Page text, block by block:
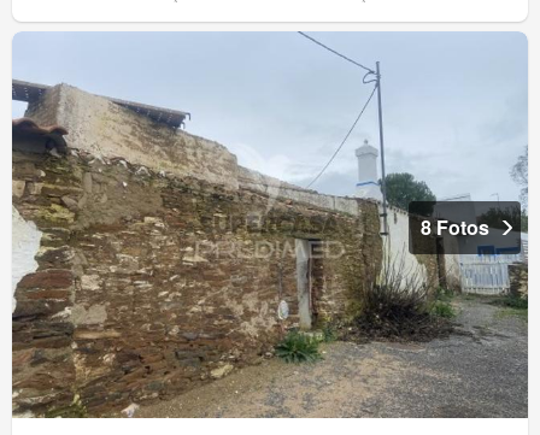
8 Fotos